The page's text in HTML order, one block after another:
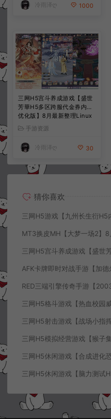
冷雨泽ღ 1000
三网H5宫斗养成游戏【盛世
芳華H5多区跨服代金券内购
优化版】8月最新整理Linux
手工服务端+CDK授权后台
+全资源安卓+详细搭建教程
+视频教程
手游资源
冷雨泽ღ 30
猜你喜欢